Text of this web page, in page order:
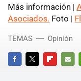
Más información |
Asociados. Foto |
FACEBOOKTWITTERFLIPBOARD
E-
TEMAS Opinión